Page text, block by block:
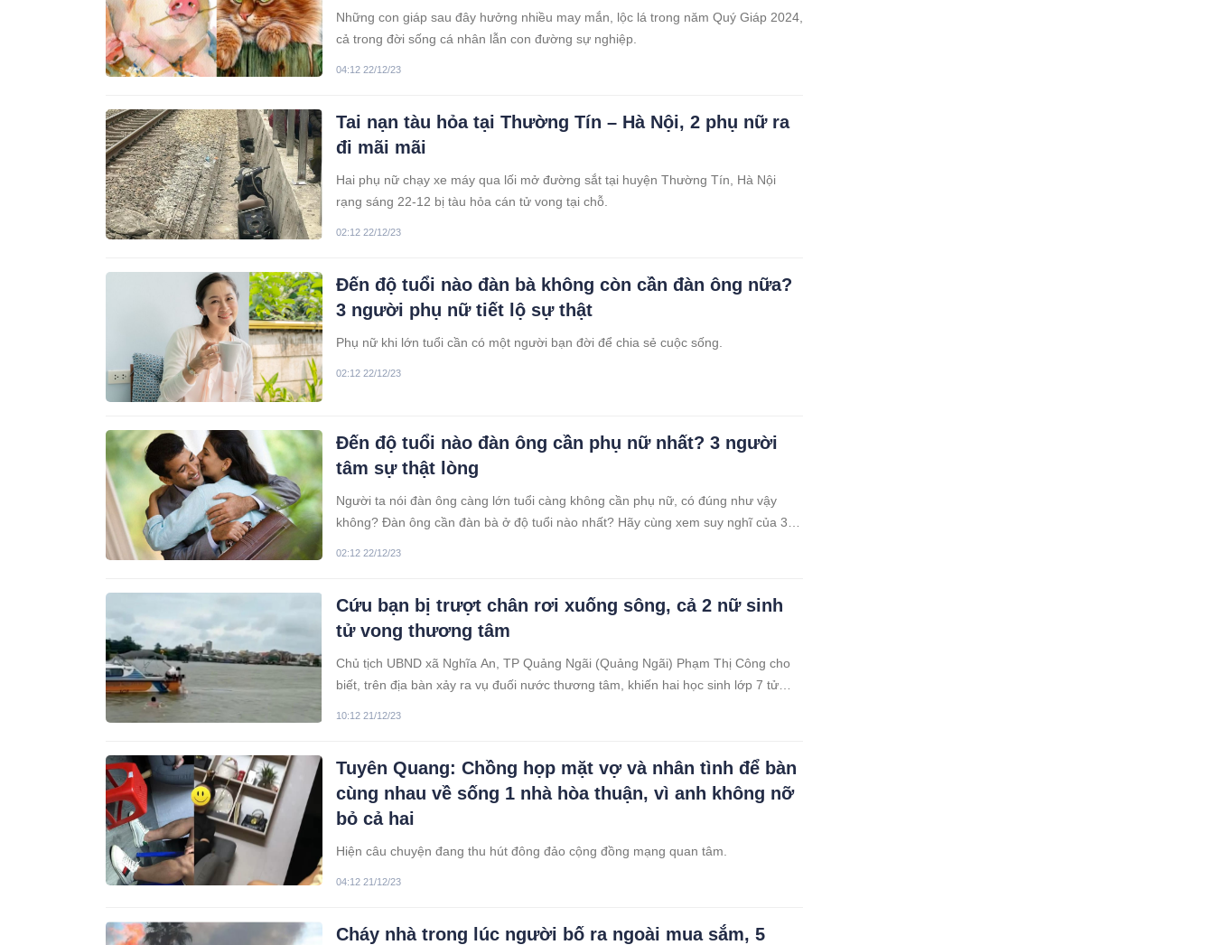
Những con giáp sau đây hưởng nhiều may mắn, lộc lá trong năm Quý Giáp 2024,
cả trong đời sống cá nhân lẫn con đường sự nghiệp.
04:12 22/12/23
Tai nạn tàu hỏa tại Thường Tín – Hà Nội, 2 phụ nữ ra
đi mãi mãi
Hai phụ nữ chạy xe máy qua lối mở đường sắt tại huyện Thường Tín, Hà Nội
rạng sáng 22-12 bị tàu hỏa cán tử vong tại chỗ.
02:12 22/12/23
Đến độ tuổi nào đàn bà không còn cần đàn ông nữa?
3 người phụ nữ tiết lộ sự thật
Phụ nữ khi lớn tuổi cần có một người bạn đời để chia sẻ cuộc sống.
02:12 22/12/23
Đến độ tuổi nào đàn ông cần phụ nữ nhất? 3 người
tâm sự thật lòng
Người ta nói đàn ông càng lớn tuổi càng không cần phụ nữ, có đúng như vậy
không? Đàn ông cần đàn bà ở độ tuổi nào nhất? Hãy cùng xem suy nghĩ của 3
02:12 22/12/23
Cứu bạn bị trượt chân rơi xuống sông, cả 2 nữ sinh
tử vong thương tâm
Chủ tịch UBND xã Nghĩa An, TP Quảng Ngãi (Quảng Ngãi) Phạm Thị Công cho
biết, trên địa bàn xảy ra vụ đuối nước thương tâm, khiến hai học sinh lớp 7 tử
10:12 21/12/23
Tuyên Quang: Chồng họp mặt vợ và nhân tình để bàn
cùng nhau về sống 1 nhà hòa thuận, vì anh không nỡ
bỏ cả hai
Hiện câu chuyện đang thu hút đông đảo cộng đồng mạng quan tâm.
04:12 21/12/23
Cháy nhà trong lúc người bố ra ngoài mua sắm, 5